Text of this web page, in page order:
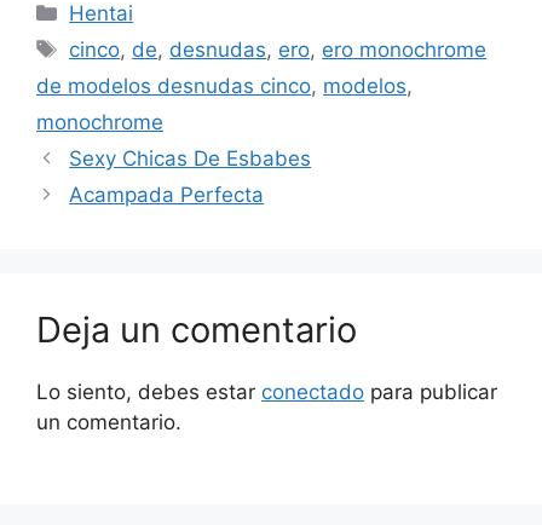
Categorías
Hentai
Etiquetas
cinco, de, desnudas, ero, ero monochrome
de modelos desnudas cinco, modelos,
monochrome
Sexy Chicas De Esbabes
Acampada Perfecta
Deja un comentario
Lo siento, debes estar conectado para publicar
un comentario.